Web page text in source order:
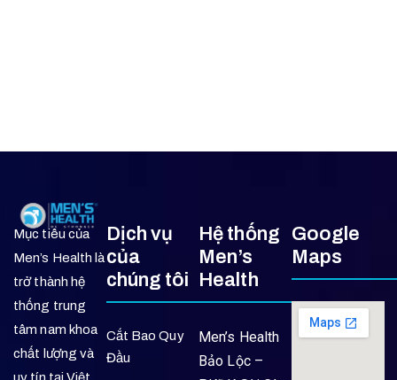
Mục tiêu của
Men’s Health là
trở thành hệ
thống trung
tâm nam khoa
chất lượng và
Dịch vụ
của
chúng tôi
Cắt Bao Quy
Đầu
Hệ thống
Men’s
Health
Men’s Health
Bảo Lộc –
Google
Maps